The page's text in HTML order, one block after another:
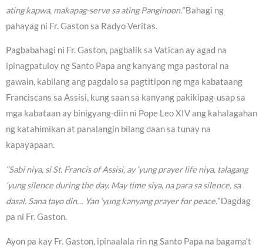
ating kapwa, makapag-serve sa ating Panginoon.”Bahagi ng
pahayag ni Fr. Gaston sa Radyo Veritas.
Pagbabahagi ni Fr. Gaston, pagbalik sa Vatican ay agad na
ipinagpatuloy ng Santo Papa ang kanyang mga pastoral na
gawain, kabilang ang pagdalo sa pagtitipon ng mga kabataang
Franciscans sa Assisi, kung saan sa kanyang pakikipag-usap sa
mga kabataan ay binigyang-diin ni Pope Leo XIV ang kahalagahan
ng katahimikan at panalangin bilang daan sa tunay na
kapayapaan.
“Sabi niya, si St. Francis of Assisi, ay ‘yung prayer life niya, talagang
‘yung silence during the day. May time siya, na para sa silence, sa
dasal. Sana tayo din… Yan ‘yung kanyang prayer for peace.”Dagdag
pa ni Fr. Gaston.
Ayon pa kay Fr. Gaston, ipinaalala rin ng Santo Papa na bagama’t